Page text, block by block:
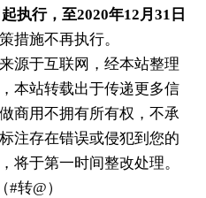
执行，至2020年12月31日
措施不再执行。
源于互联网，经本站整理
本站转载出于传递更多信
商用不拥有所有权，不承
注存在错误或侵犯到您的
将于第一时间整改处理。
转@）